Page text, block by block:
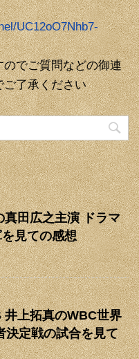
UC12oO7Nhb7-
でご質問などの御連
ご了承ください
田広之主演 ドラマ
見ての感想
井上拓真のWBC世界
決定戦の試合を見て